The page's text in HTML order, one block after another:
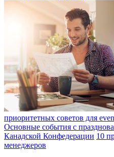
приоритетных советов для
Основные события с
Канадской Конфедерации 10
менеджеров